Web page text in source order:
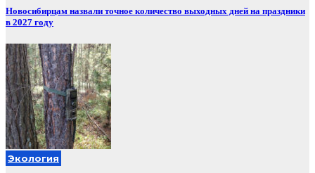
Новосибирцам назвали точное количество выходных дней на праздники
в 2027 году
Экология